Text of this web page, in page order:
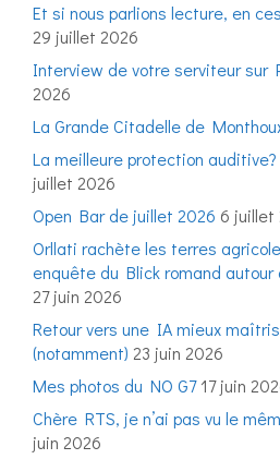
Et si nous parlions lecture, en
29 juillet 2026
Interview de votre serviteur sur
2026
La Grande Citadelle de
La meilleure protection
juillet 2026
Open Bar de juillet 2026 6 juillet
Orllati rachète les terres
enquête du Blick romand autour
27 juin 2026
Retour vers une IA mieux
(notamment) 23 juin 2026
Mes photos du NO G7 17 juin
Chère RTS, je n’ai pas vu le
juin 2026